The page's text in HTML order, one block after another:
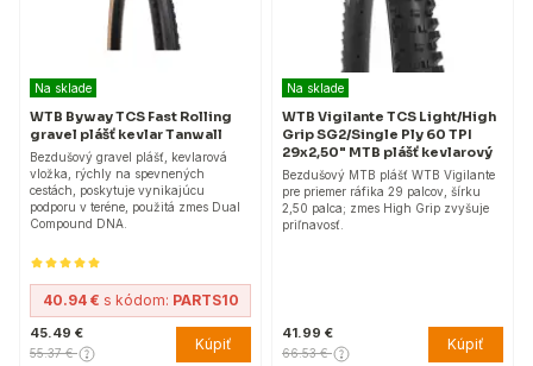
Na sklade
WTB Byway TCS Fast Rolling
gravel plášť kevlar Tanwall
Bezdušový gravel plášť, kevlarová
vložka, rýchly na spevnených
cestách, poskytuje vynikajúcu
podporu v teréne, použitá zmes Dual
Compound DNA.
40.94 € s kódom: PARTS10
45.49 €
55.37 € Kúpiť
Na sklade
WTB Vigilante TCS Light/High
Grip SG2/Single Ply 60 TPI
29x2,50" MTB plášť kevlarový
Bezdušový MTB plášť WTB Vigilante
pre priemer ráfika 29 palcov, šírku
2,50 palca; zmes High Grip zvyšuje
priľnavosť.
41.99 €
66.53 € Kúpiť